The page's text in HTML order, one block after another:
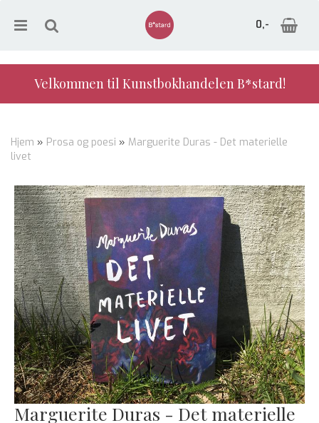
0,-
Velkommen til Kunstbokhandelen B*stard!
Hjem » Prosa og poesi » Marguerite Duras - Det materielle
livet
Marguerite Duras - Det materielle